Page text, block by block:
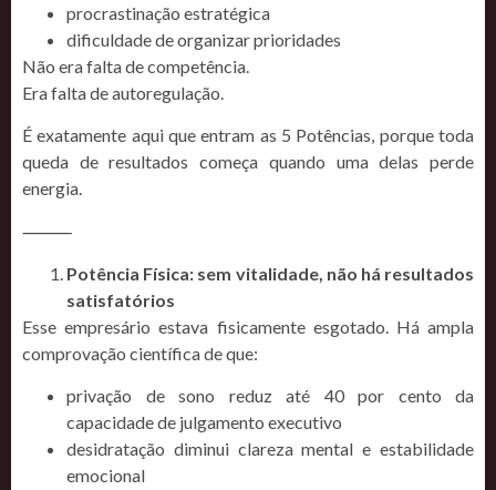
procrastinação estratégica
dificuldade de organizar prioridades
Não era falta de competência.
Era falta de autoregulação.
É exatamente aqui que entram as 5 Potências, porque toda
queda de resultados começa quando uma delas perde
energia.
⸻
Potência Física: sem vitalidade, não há resultados
satisfatórios
Esse empresário estava fisicamente esgotado. Há ampla
comprovação científica de que:
privação de sono reduz até 40 por cento da
capacidade de julgamento executivo
desidratação diminui clareza mental e estabilidade
emocional